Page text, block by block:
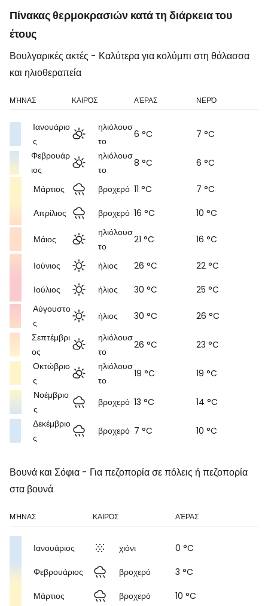
Πίνακας θερμοκρασιών κατά τη διάρκεια του
έτους
Βουλγαρικές ακτές - Καλύτερα για κολύμπι στη θάλασσα
και ηλιοθεραπεία
ΜΉΝΑΣ ΚΑΙΡΌΣ ΑΈΡΑΣ ΝΕΡΌ
Ιανουάριο
ς
ηλιόλουσ
το
6 °C
7 °C
Φεβρουάρ
ιος
ηλιόλουσ
το
8 °C 6 °C
Μάρτιος βροχερό 11 °C
7 °C
Απρίλιος
βροχερό 16 °C 10 °C
Μάιος
ηλιόλουσ
το
21 °C 16 °C
Ιούνιος ήλιος 26 °C
22 °C
Ιούλιος
ήλιος 30 °C
25 °C
Αύγουστο
ς
ήλιος 30 °C
26 °C
Σεπτέμβρι
ος
ηλιόλουσ
το
26 °C
23 °C
Οκτώβριο
ς
ηλιόλουσ
το
19 °C
19 °C
Νοέμβριο
ς
βροχερό 13 °C
14 °C
Δεκέμβριο
ς
βροχερό 7 °C 10 °C
Βουνά και Σόφια - Για πεζοπορία σε πόλεις ή πεζοπορία
στα βουνά
ΜΉΝΑΣ ΚΑΙΡΌΣ ΑΈΡΑΣ
Ιανουάριος χιόνι
0 °C
Φεβρουάριος
βροχερό
3 °C
Μάρτιος
βροχερό
10 °C